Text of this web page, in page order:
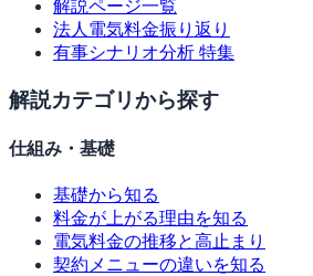
解説ページ一覧
法人電気料金振り返り
有事シナリオ分析 特集
解説カテゴリから探す
仕組み・基礎
基礎から知る
料金が上がる理由を知る
電気料金の推移と高止まり
契約メニューの違いを知る